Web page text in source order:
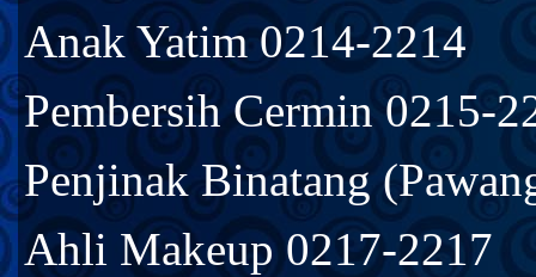
Anak Yatim 0214-2214
Pembersih Cermin 0215-
Penjinak Binatang
Ahli Makeup 0217-2217